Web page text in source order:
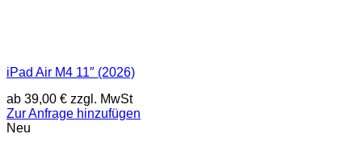
iPad Air M4 11″ (2026)
ab 39,00 € zzgl. MwSt
Zur Anfrage hinzufügen
Neu